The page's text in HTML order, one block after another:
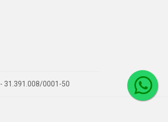
31.391.008/0001-50